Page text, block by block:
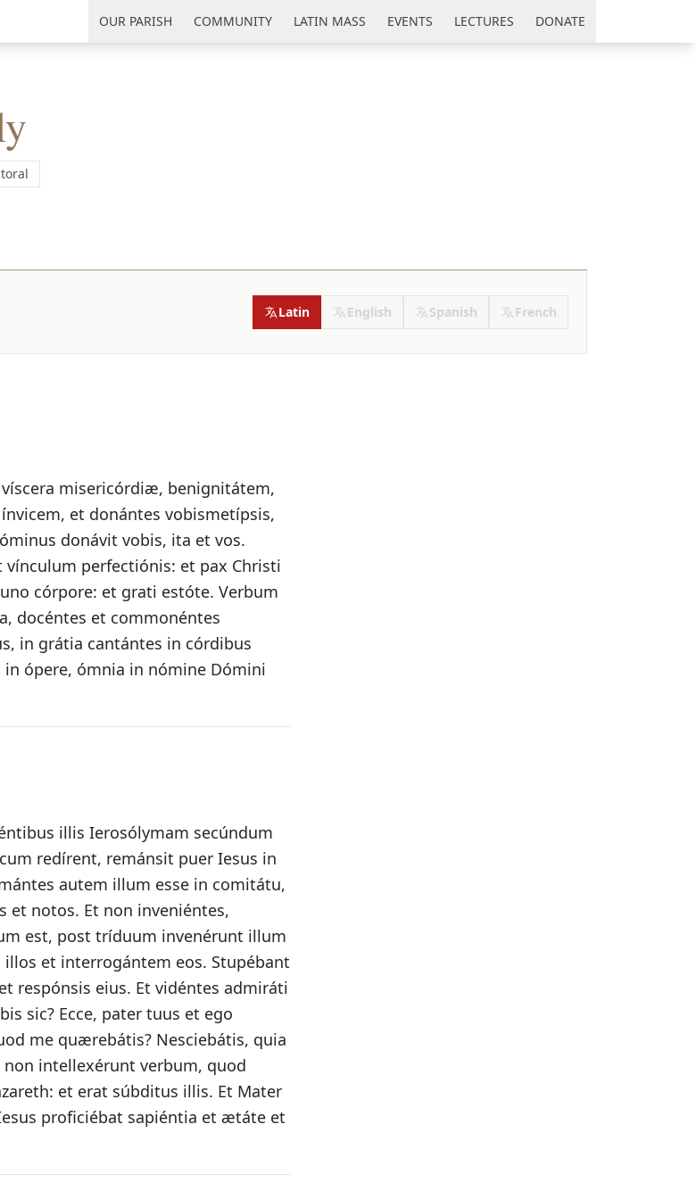
OUR PARISH COMMUNITY LATIN MASS EVENTS LECTURES DONATE
Latin English Spanish French
misericórdiæ, benignitátem,
et donántes vobismetípsis,
donávit vobis, ita et vos.
perfectiónis: et pax Christi
córpore: et grati estóte. Verbum
docéntes et commonéntes
in grátia cantántes in córdibus
ópere, ómnia in nómine Dómini
illis Ierosólymam secúndum
redírent, remánsit puer Iesus in
autem illum esse in comitátu,
notos. Et non inveniéntes,
est, post tríduum invenérunt illum
et interrogántem eos. Stupébant
respónsis eius. Et vidéntes admiráti
sic? Ecce, pater tuus et ego
me quærebátis? Nesciebátis, quia
intellexérunt verbum, quod
et erat súbditus illis. Et Mater
proficiébat sapiéntia et ætáte et